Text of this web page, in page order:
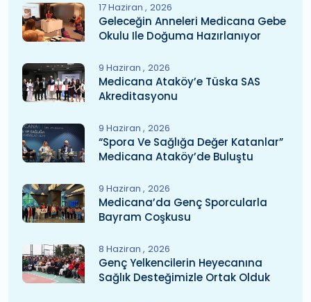
17 Haziran 2026
Geleceğin Anneleri Medicana Gebe
Okulu Ile Doğuma Hazırlanıyor
9 Haziran 2026
Medicana Ataköy’e Tüska SAS
Akreditasyonu
9 Haziran 2026
“Spora Ve Sağlığa Değer Katanlar”
Medicana Ataköy’de Buluştu
9 Haziran 2026
Medicana’da Genç Sporcularla
Bayram Coşkusu
8 Haziran 2026
Genç Yelkencilerin Heyecanına
Sağlık Desteğimizle Ortak Olduk